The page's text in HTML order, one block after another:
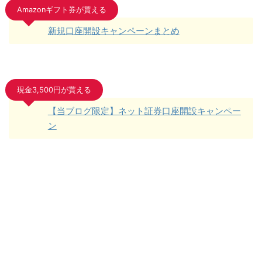
Amazonギフト券が貰える
新規口座開設キャンペーンまとめ
現金3,500円が貰える
【当ブログ限定】ネット証券口座開設キャンペー
ン